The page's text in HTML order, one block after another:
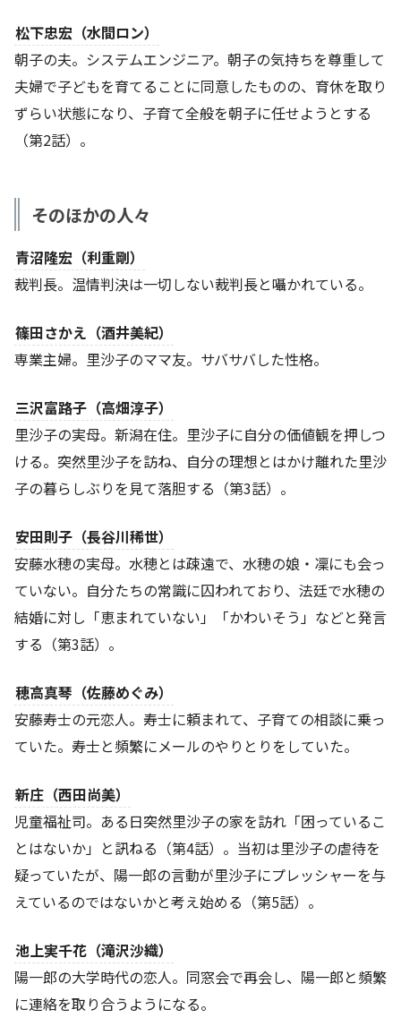
松下忠宏（水間ロン）
朝子の夫。システムエンジニア。朝子の気持ちを尊重して
夫婦で子どもを育てることに同意したものの、育休を取り
ずらい状態になり、子育て全般を朝子に任せようとする
（第2話）。
そのほかの人々
青沼隆宏（利重剛）
裁判長。温情判決は一切しない裁判長と囁かれている。
篠田さかえ（酒井美紀）
専業主婦。里沙子のママ友。サバサバした性格。
三沢富路子（高畑淳子）
里沙子の実母。新潟在住。里沙子に自分の価値観を押しつ
ける。突然里沙子を訪ね、自分の理想とはかけ離れた里沙
子の暮らしぶりを見て落胆する（第3話）。
安田則子（長谷川稀世）
安藤水穂の実母。水穂とは疎遠で、水穂の娘・凜にも会っ
ていない。自分たちの常識に囚われており、法廷で水穂の
結婚に対し「恵まれていない」「かわいそう」などと発言
する（第3話）。
穂高真琴（佐藤めぐみ）
安藤寿士の元恋人。寿士に頼まれて、子育ての相談に乗っ
ていた。寿士と頻繁にメールのやりとりをしていた。
新庄（西田尚美）
児童福祉司。ある日突然里沙子の家を訪れ「困っているこ
とはないか」と訊ねる（第4話）。当初は里沙子の虐待を
疑っていたが、陽一郎の言動が里沙子にプレッシャーを与
えているのではないかと考え始める（第5話）。
池上実千花（滝沢沙織）
陽一郎の大学時代の恋人。同窓会で再会し、陽一郎と頻繁
に連絡を取り合うようになる。